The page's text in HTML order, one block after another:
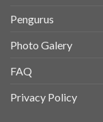
Pengurus
Photo Galery
FAQ
Privacy Policy